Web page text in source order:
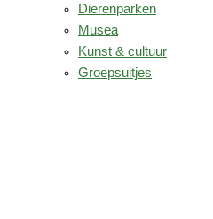
Dierenparken
Musea
Kunst & cultuur
Groepsuitjes